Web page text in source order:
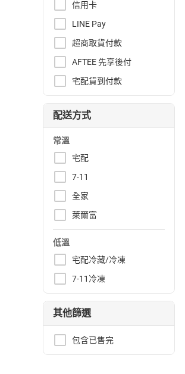
信用卡
LINE Pay
超商取貨付款
AFTEE 先享後付
宅配貨到付款
配送方式
常溫
宅配
7-11
全家
萊爾富
低溫
宅配冷藏/冷凍
7-11冷凍
其他篩選
包含已售完